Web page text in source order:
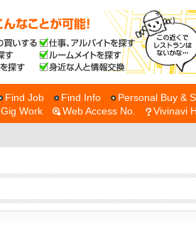
Find Job Find Info Personal Buy &
Gig Work Web Access No. Vivinavi